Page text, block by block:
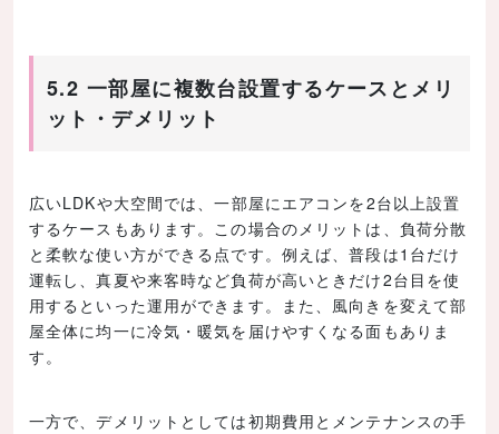
5.2 一部屋に複数台設置するケースとメリ
ット・デメリット
広いLDKや大空間では、一部屋にエアコンを2台以上設置
するケースもあります。この場合のメリットは、負荷分散
と柔軟な使い方ができる点です。例えば、普段は1台だけ
運転し、真夏や来客時など負荷が高いときだけ2台目を使
用するといった運用ができます。また、風向きを変えて部
屋全体に均一に冷気・暖気を届けやすくなる面もありま
す。
一方で、デメリットとしては初期費用とメンテナンスの手